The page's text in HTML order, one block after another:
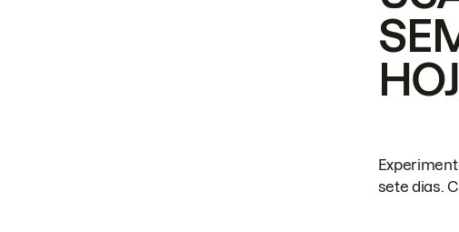
sete dias.